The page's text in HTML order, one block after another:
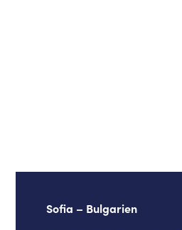
Sofia – Bulgarien